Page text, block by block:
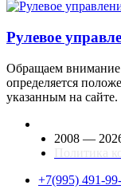
Рулевое
Обращаем внимание
определяется
указанным на сайте.
2008 —
+7(995) 491-